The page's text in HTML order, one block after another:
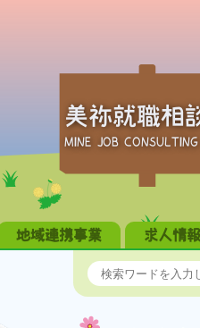
美祢就職相
MINE JOB
地域連携事業 求人情